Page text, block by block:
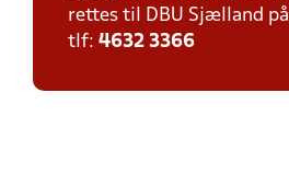
rettes til DBU Sjælland på
tlf: 4632 3366